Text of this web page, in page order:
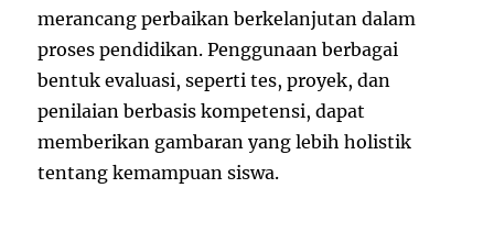
merancang perbaikan berkelanjutan dalam
proses pendidikan. Penggunaan berbagai
bentuk evaluasi, seperti tes, proyek, dan
penilaian berbasis kompetensi, dapat
memberikan gambaran yang lebih holistik
tentang kemampuan siswa.